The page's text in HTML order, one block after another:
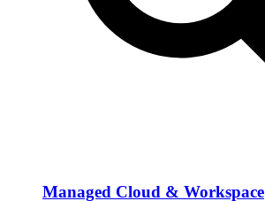
Managed Cloud & Workspace